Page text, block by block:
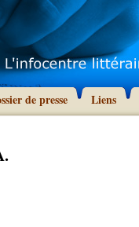
de presse Liens